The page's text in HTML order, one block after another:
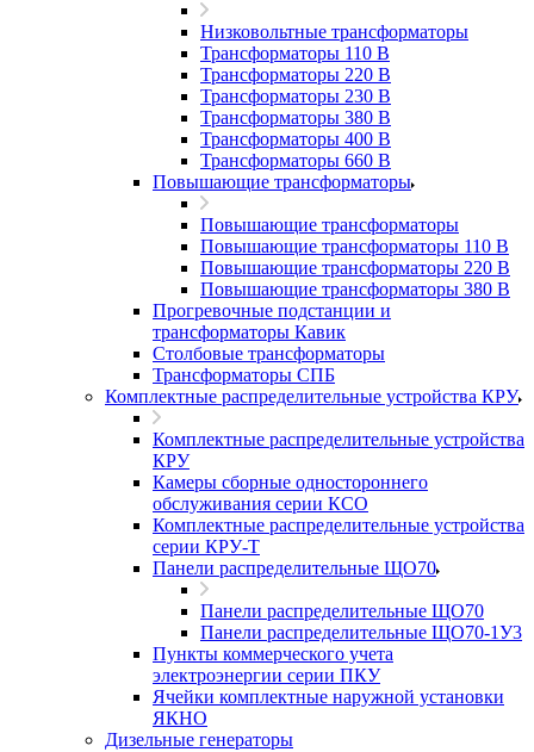
Низковольтные трансформаторы
Трансформаторы 110 В
Трансформаторы 220 В
Трансформаторы 230 В
Трансформаторы 380 В
Трансформаторы 400 В
Трансформаторы 660 В
Повышающие трансформаторы
Повышающие трансформаторы
Повышающие трансформаторы 110 В
Повышающие трансформаторы 220 В
Повышающие трансформаторы 380 В
Прогревочные подстанции и
трансформаторы Кавик
Столбовые трансформаторы
Трансформаторы СПБ
Комплектные распределительные устройства КРУ
Комплектные распределительные устройства
КРУ
Камеры сборные одностороннего
обслуживания серии КСО
Комплектные распределительные устройства
серии КРУ-Т
Панели распределительные ЩО70
Панели распределительные ЩО70
Панели распределительные ЩО70-1У3
Пункты коммерческого учета
электроэнергии серии ПКУ
Ячейки комплектные наружной установки
ЯКНО
Дизельные генераторы